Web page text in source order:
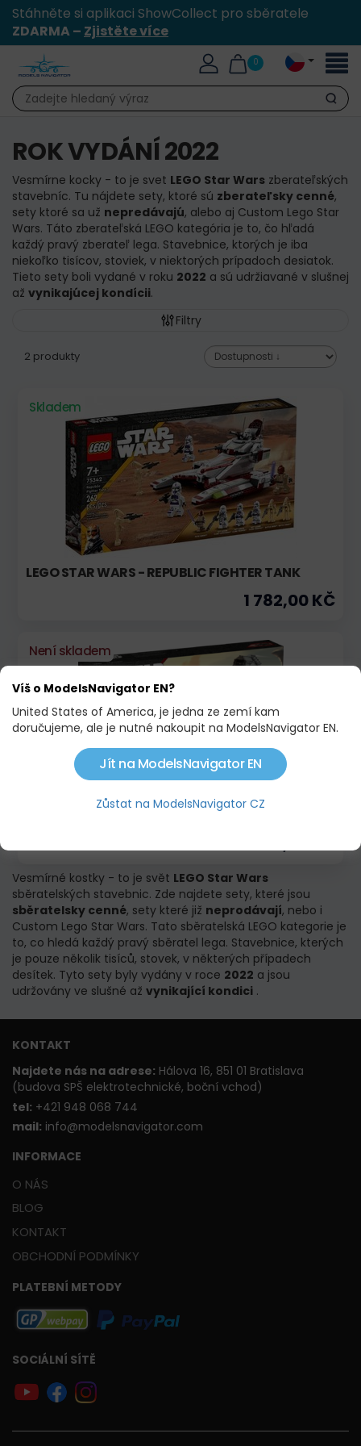
Stáhněte si aplikaci ShowCollect pro sběratele
ZDARMA – Zjistěte více
0
Hledat
ROK VYDÁNÍ 2022
Vesmírne kocky - to je svet LEGO Star Wars zberateľských
stavebníc. Tu nájdete sety, ktoré sú zberateľsky cenné,
sety ktoré sa už nepredávajú, alebo aj Custom Lego Star
Wars. Táto zberateľská LEGO kategória je to, čo hľadá
každý pravý zberateľ lega. Stavebnice, ktorých je iba
niekoľko tisícov, stoviek, v niektorých prípadoch desiatok.
Tieto sety boli vydané v roku 2022 a sú udržiavané v slušnej
až vynikajúcej kondícii.
Filtry
2 produkty
Skladem
LEGO STAR WARS - REPUBLIC FIGHTER TANK
1 782,00 KČ
Není skladem
Vesmírné kostky - to je svět LEGO Star Wars
sběratelských stavebnic. Zde najdete sety, které jsou
sběratelsky cenné, sety které již neprodávají, nebo i
Custom Lego Star Wars. Tato sběratelská LEGO kategorie je
to, co hledá každý pravý sběratel lega. Stavebnice, kterých
je pouze několik tisíců, stovek, v některých případech
desítek. Tyto sety byly vydány v roce 2022 a jsou
udržovány ve slušné až vynikající kondici .
KONTAKT
Najdete nás na adrese: Hálova 16, 851 01 Bratislava
(budova SPŠ elektrotechnické, boční vchod)
tel: +421 948 068 744
mail: info@modelsnavigator.com
INFORMACE
O NÁS
BLOG
KONTAKT
OBCHODNÍ PODMÍNKY
PLATEBNÍ METODY
SOCIÁLNÍ SÍTĚ
Víš o ModelsNavigator EN?
United States of America, je jedna ze zemí kam
doručujeme, ale je nutné nakoupit na ModelsNavigator EN.
Jít na ModelsNavigator EN
Zůstat na ModelsNavigator CZ